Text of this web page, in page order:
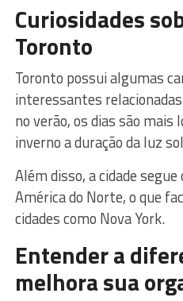
Curiosidades
Toronto
Toronto possui algumas
interessantes
no verão, os dias são mais
inverno a duração da luz
Além disso, a cidade
América do Norte, o que
cidades como Nova York.
Entender a
melhora sua